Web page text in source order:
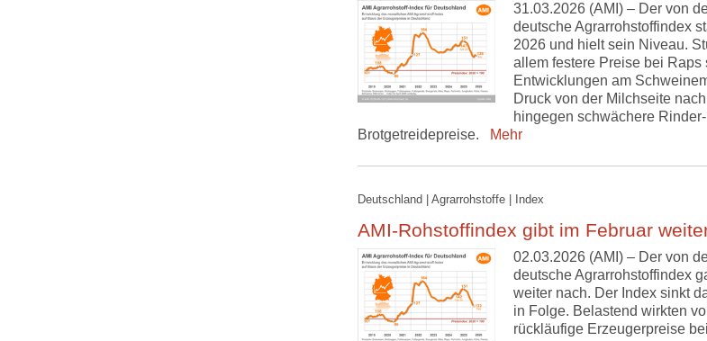
31.03.2026 (AMI) – Der von
deutsche Agrarrohstoffindex
2026 und hielt sein Niveau.
allem festere Preise bei Raps
Entwicklungen am
Druck von der Milchseite
hingegen schwächere
Brotgetreidepreise.
Mehr
Deutschland | Agrarrohstoffe | Index
AMI-Rohstoffindex gibt im Februar
02.03.2026 (AMI) – Der von
deutsche Agrarrohstoffindex
weiter nach. Der Index sinkt
in Folge. Belastend wirkten
rückläufige Erzeugerpreise